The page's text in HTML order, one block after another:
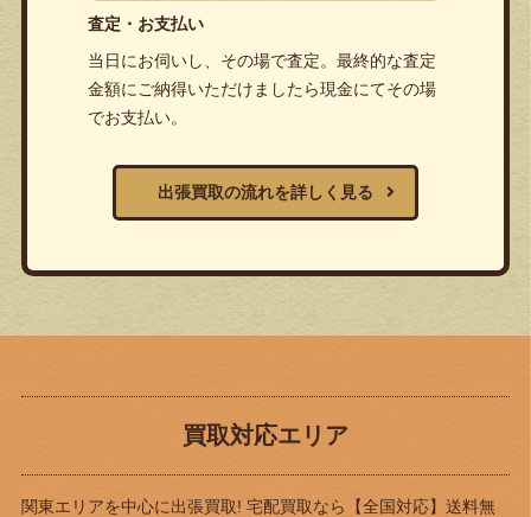
査定・お支払い
当日にお伺いし、その場で査定。最終的な査定
金額にご納得いただけましたら現金にてその場
でお支払い。
出張買取の流れを詳しく見る
買取対応エリア
関東エリアを中心に出張買取! 宅配買取なら
【全国対応】送料無